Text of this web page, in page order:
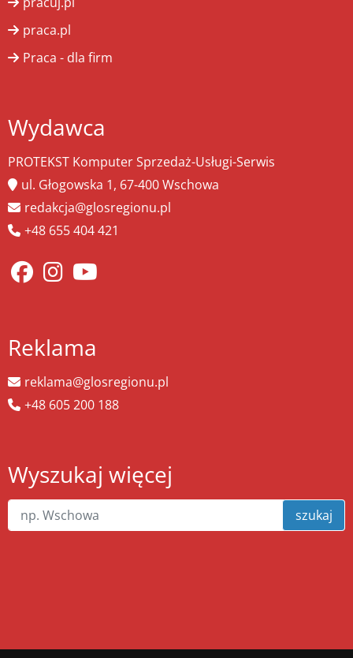
praca.pl
Praca - dla firm
Wydawca
PROTEKST Komputer Sprzedaż-Usługi-Serwis
ul. Głogowska 1, 67-400 Wschowa
redakcja@glosregionu.pl
+48 655 404 421
Reklama
reklama@glosregionu.pl
+48 605 200 188
Wyszukaj więcej
szukaj